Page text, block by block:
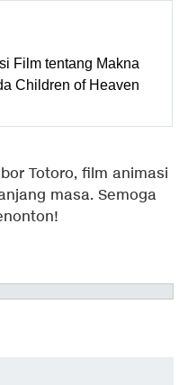
Film tentang Makna
Children of Heaven
Totoro, film animasi
masa. Semoga